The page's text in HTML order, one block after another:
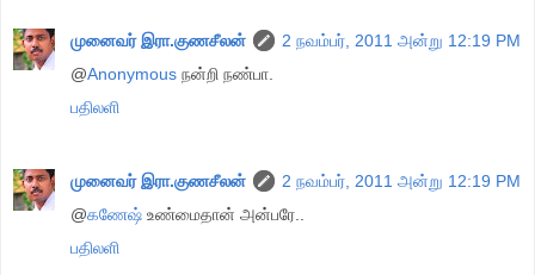
முனைவர் இரா.குணசீலன்
2 நவம்பர், 2011 அன்று 12:19 PM
@Anonymous நன்றி நண்பா.
பதிலளி
முனைவர் இரா.குணசீலன்
2 நவம்பர், 2011 அன்று 12:19 PM
@கணேஷ் உண்மைதான் அன்பரே..
பதிலளி